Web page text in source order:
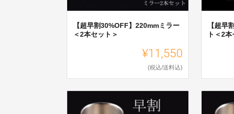
【超早割30%OFF】220mmミラー
＜2本セット＞
¥11,550
(税込/送料込)
【超早
ト＜2